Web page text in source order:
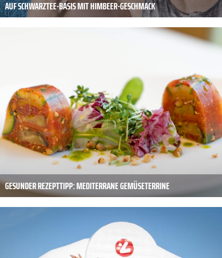
AUF SCHWARZTEE-BASIS MIT HIMBEER-GESCHMACK
GESUNDER REZEPTTIPP: MEDITERRANE GEMÜSETERRINE